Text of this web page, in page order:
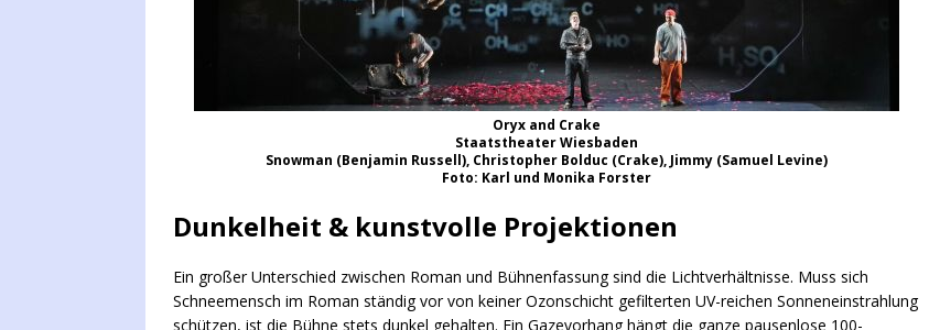
Oryx and Crake
Staatstheater Wiesbaden
Snowman (Benjamin Russell), Christopher Bolduc (Crake), Jimmy (Samuel Levine)
Foto: Karl und Monika Forster
Dunkelheit & kunstvolle Projektionen
Ein großer Unterschied zwischen Roman und Bühnenfassung sind die Lichtverhältnisse. Muss sich
Schneemensch im Roman ständig vor von keiner Ozonschicht gefilterten UV-reichen Sonneneinstrahlung
schützen, ist die Bühne stets dunkel gehalten. Ein Gazevorhang hängt die ganze pausenlose 100-